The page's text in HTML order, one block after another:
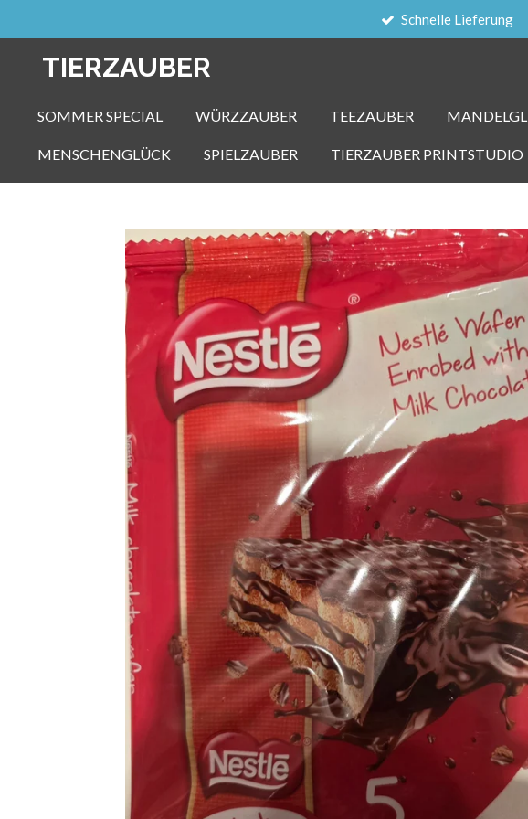
Schnelle Lieferung
TIERZAUBER
SOMMER SPECIAL WÜRZZAUBER TEEZAUBER
MENSCHENGLÜCK SPIELZAUBER TIERZAUBER PRINTSTUDIO